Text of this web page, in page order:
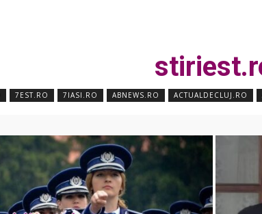
7EST.RO 7IASI.RO ABNEWS.RO ACTUALDECLUJ.RO